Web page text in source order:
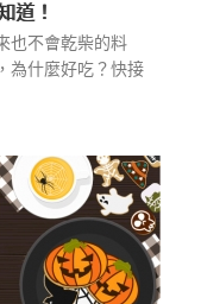
道！
也不會乾柴的料
為什麼好吃？快接